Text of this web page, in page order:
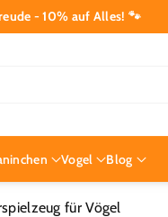
- 10% auf Alles! 🐾
Vogel Blog
für Vögel